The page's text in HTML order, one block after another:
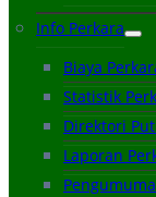
Info Perkara
Biaya
Statistik
Direktori
Laporan